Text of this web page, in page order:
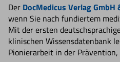
Der DocMedicus Verlag GmbH
wenn Sie nach fundiertem
Mit der ersten
klinischen Wissensdatenbank
Pionierarbeit in der